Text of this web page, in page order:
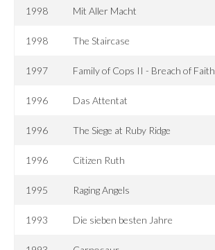
1998 Mit Aller Macht
1998 The Staircase
1997 Family of Cops II - Breach of Faith
1996 Das Attentat
1996 The Siege at Ruby Ridge
1996 Citizen Ruth
1995 Raging Angels
1993 Die sieben besten Jahre